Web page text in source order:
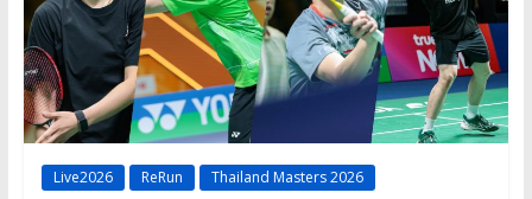
game,
It’s
my
life
Live2026 ReRun Thailand Masters 2026